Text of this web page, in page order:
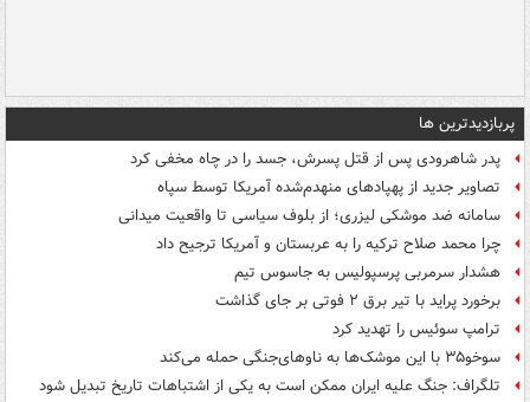
پربازدیدترین ها
پدر شاهرودی پس از قتل پسرش، جسد را در چاه مخفی کرد
تصاویر جدید از پهپادهای منهدم‌شده آمریکا توسط سپاه
سامانه ضد موشکی لیزری؛ از بلوف سیاسی تا واقعیت میدانی
چرا محمد صلاح ترکیه را به عربستان و آمریکا ترجیح داد
هشدار سرمربی پرسپولیس به جاسوس تیم
برخورد پراید با تیر برق ۲ فوتی بر جای گذاشت
ترامپ سوئیس را تهدید کرد
سوخو۳۵ با این موشک‌ها به ناوهای‌جنگی حمله می‌کند
تلگراف: جنگ علیه ایران ممکن است به یکی از اشتباهات تاریخ تبدیل شود